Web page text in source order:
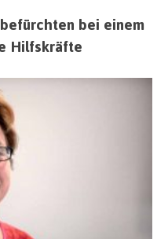
bei einem
Hilfskräfte